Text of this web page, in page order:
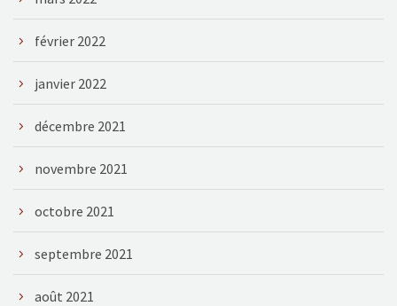
février 2022
janvier 2022
décembre 2021
novembre 2021
octobre 2021
septembre 2021
août 2021